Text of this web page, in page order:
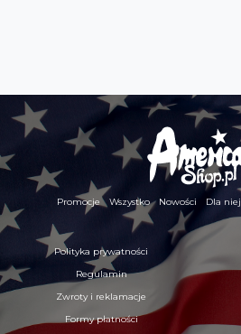
Promocje Wszystko Nowości Dla niej
Polityka prywatności
Regulamin
Zwroty i reklamacje
Formy płatności